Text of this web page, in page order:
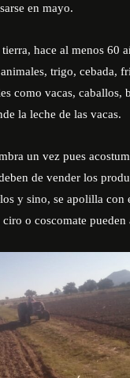
en mayo.
hace al menos 60
trigo, cebada,
como vacas, caballos,
la leche de las vacas.
un vez pues
de vender los
y sino, se apolilla con
o coscomate pueden